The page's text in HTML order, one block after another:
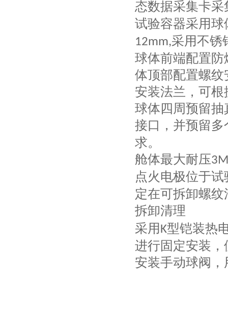
态数据采集卡采
试验容器采用
12mm,采用不锈
球体前端配置
体顶部配置螺
安装法兰，可
球体四周预留
接口，并预留多
求。
舱体最大耐压
点火电极位于
定在可拆卸螺
拆卸清理
采用 K型铠装热
进行固定安装
安装手动球阀